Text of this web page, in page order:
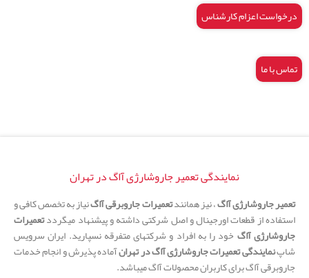
درخواست اعزام کارشناس
تماس با ما
نمایندگی تعمیر جاروشارژی آاگ در تهران
تعمیر جاروشارژی آاگ، نیز همانندتعمیرات جاروبرقی آاگنیاز به تخصص کافی و
استفاده از قطعات اورجینال و اصل شرکتی داشته و پیشنهاد میگرددتعمیرات
جاروشارژی آاگ خود را به افراد و شرکتهای متفرقه نسپارید. ایران سرویس
شاپنمایندگی تعمیرات جاروشارژی آاگ در تهرانآماده پذیرش و انجام خدمات
جاروبرقی آاگ برای کاربران محصولات آاگ میباشد.